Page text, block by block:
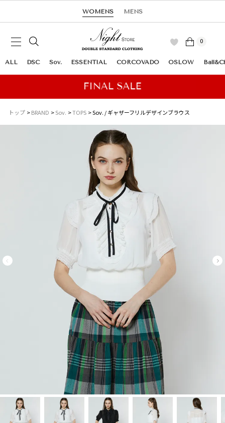
WOMENS MENS
0
ALL DSC Sov. ESSENTIAL CORCOVADO OSLOW
トップ BRAND Sov. TOPS Sov. / ギャザーフリルデザインブラウス